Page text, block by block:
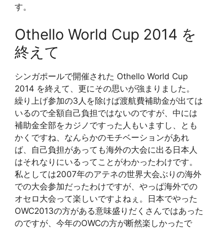
す。
Othello World Cup 2014 を
終えて
シンガポールで開催された Othello World Cup
2014 を終えて、更にその思いが強まりました。
繰り上げ参加の3人を除けば渡航費補助金が出ては
いるので全額自己負担ではないのですが、中には
補助金全部をカジノですった人もいますし、とも
かくですね、なんらかのモチベーションがあれ
ば、自己負担があっても海外の大会に出る日本人
はそれなりにいるってことがわかったわけです。
私としては2007年のアテネの世界大会ぶりの海外
での大会参加だったわけですが、やっぱ海外での
オセロ大会って楽しいですよねぇ。日本でやった
OWC2013の方がある意味盛りだくさんではあった
のですが、今年のOWCの方が断然楽しかったで